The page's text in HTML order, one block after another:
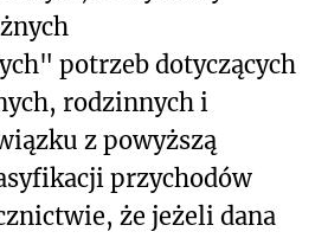
potrzeb dotyczących
rodzinnych i
z powyższą
przychodów
że jeżeli dana